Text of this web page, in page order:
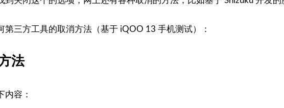
第三方工具的取消方法（基于 iQOO 13 手机测试）：
法
内容：